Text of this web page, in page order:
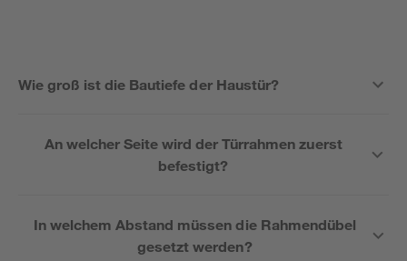
Wie groß ist die Bautiefe der Haustür?
An welcher Seite wird der Türrahmen zuerst
befestigt?
In welchem Abstand müssen die Rahmendübel
gesetzt werden?